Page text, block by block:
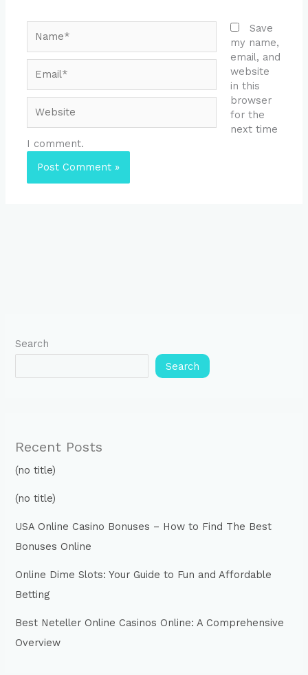
Save
my name,
email, and
website
in this
browser
for the
next time
I comment.
Search
Search
Recent Posts
(no title)
(no title)
USA Online Casino Bonuses – How to Find The Best
Bonuses Online
Online Dime Slots: Your Guide to Fun and Affordable
Betting
Best Neteller Online Casinos Online: A Comprehensive
Overview